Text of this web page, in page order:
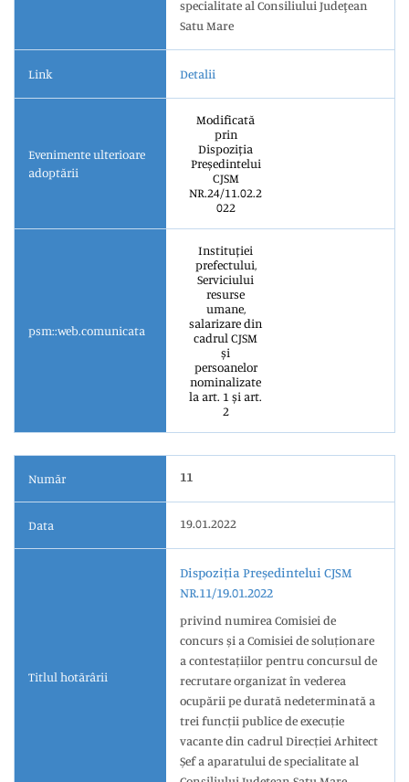
specialitate al Consiliului Judeţean
Satu Mare
Link Detalii
Evenimente ulterioare
adoptării
modificată
prin
Dispoziția
Președintelui
CJSM
NR.24/11.02.2
022
psm::web.comunicata
Instituției
prefectului,
Serviciului
resurse
umane,
salarizare din
cadrul CJSM
și
persoanelor
nominalizate
la art. 1 și art.
2
Număr 11
Data 19.01.2022
Titlul hotărârii
Dispoziția Președintelui CJSM
NR.11/19.01.2022
privind numirea Comisiei de
concurs și a Comisiei de soluționare
a contestațiilor pentru concursul de
recrutare organizat în vederea
ocupării pe durată nedeterminată a
trei funcții publice de execuție
vacante din cadrul Direcției Arhitect
Șef a aparatului de specialitate al